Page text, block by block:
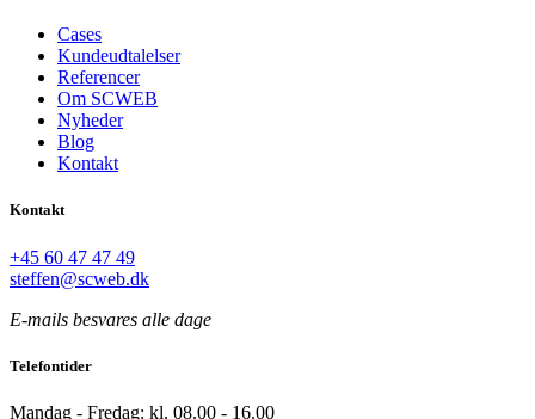
Cases
Kundeudtalelser
Referencer
Om SCWEB
Nyheder
Blog
Kontakt
Kontakt
+45 60 47 47 49
steffen@scweb.dk
E-mails besvares alle dage
Telefontider
Mandag - Fredag: kl. 08.00 - 16.00